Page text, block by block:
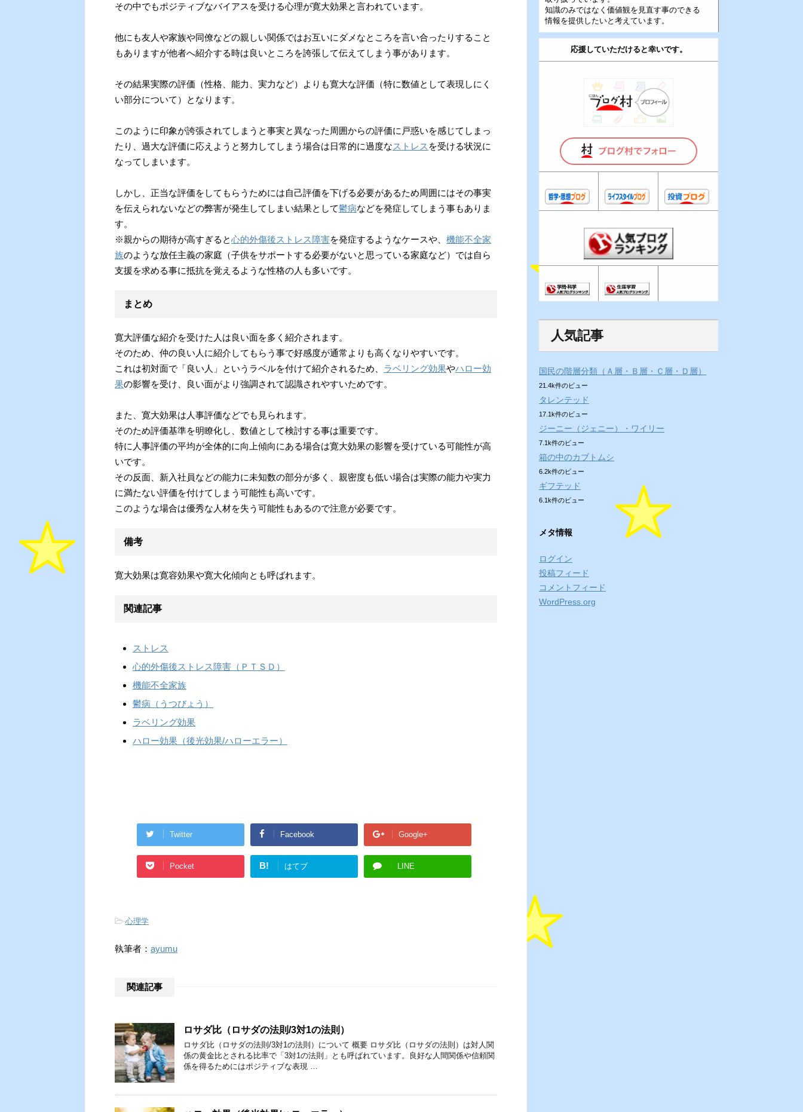
その中でもポジティブなバイアスを受ける心理が寛大効果と言われています。
他にも友人や家族や同僚などの親しい関係ではお互いにダメなところを言い合ったりすること
もありますが他者へ紹介する時は良いところを誇張して伝えてしまう事があります。
その結果実際の評価（性格、能力、実力など）よりも寛大な評価（特に数値として表現しにく
い部分について）となります。
このように印象が誇張されてしまうと事実と異なった周囲からの評価に戸惑いを感じてしまっ
たり、過大な評価に応えようと努力してしまう場合は日常的に過度なストレス を受ける状況に
なってしまいます。
しかし、正当な評価をしてもらうためには自己評価を下げる必要があるため周囲にはその事実
を伝えられないなどの弊害が発生してしまい結果として鬱病などを発症してしまう事もありま
す。
※親からの期待が高すぎると心的外傷後ストレス障害を発症するようなケースや、 機能不全家
族のような放任主義の家庭（子供をサポートする必要がないと思っている家庭など）では自ら
支援を求める事に抵抗を覚えるような性格の人も多いです。
まとめ
寛大評価な紹介を受けた人は良い面を多く紹介されます。
そのため、仲の良い人に紹介してもらう事で好感度が通常よりも高くなりやすいです。
これは初対面で「良い人」というラベルを付けて紹介されるため、 ラベリング効果やハロー効
果の影響を受け、良い面がより強調されて認識されやすいためです。
また、寛大効果は人事評価などでも見られます。
そのため評価基準を明瞭化し、数値として検討する事は重要です。
特に人事評価の平均が全体的に向上傾向にある場合は寛大効果の影響を受けている可能性が高
いです。
その反面、新入社員などの能力に未知数の部分が多く、親密度も低い場合は実際の能力や実力
に満たない評価を付けてしまう可能性も高いです。
このような場合は優秀な人材を失う可能性もあるので注意が必要です。
備考
寛大効果は寛容効果や寛大化傾向とも呼ばれます。
関連記事
ストレス
心的外傷後ストレス障害（ＰＴＳＤ）
機能不全家族
鬱病（うつびょう）
ラベリング効果
ハロー効果（後光効果/ハローエラー）
Twitter Facebook Google+
Pocket B! はてブ LINE
-心理学
執筆者： ayumu
関連記事
ロサダ比（ロサダの法則/3対1の法則）
ロサダ比（ロサダの法則/3対1の法則）について 概要 ロサダ比（ロサダの法則）は対人関
係の黄金比とされる比率で「3対1の法則」とも呼ばれています。良好な人間関係や信頼関
係を得るためにはポジティブな表現 …
知識のみではなく価値観を見直す事のできる
情報を提供したいと考えています。
応援していただけると幸いです。
人気記事
国民の階層分類（Ａ層・Ｂ層・Ｃ層・Ｄ層）
21.4k件のビュー
タレンテッド
17.1k件のビュー
ジーニー（ジェニー）・ワイリー
7.1k件のビュー
箱の中のカブトムシ
6.2k件のビュー
ギフテッド
6.1k件のビュー
メタ情報
ログイン
投稿フィード
コメントフィード
WordPress.org